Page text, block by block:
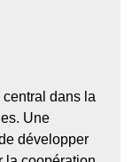
central dans la
Une
développer